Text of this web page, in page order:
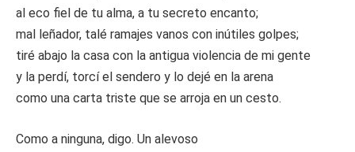
al eco fiel de tu alma, a tu secreto encanto;
mal leñador, talé ramajes vanos con inútiles golpes;
tiré abajo la casa con la antigua violencia de mi gente
y la perdí, torcí el sendero y lo dejé en la arena
como una carta triste que se arroja en un cesto.
Como a ninguna, digo. Un alevoso